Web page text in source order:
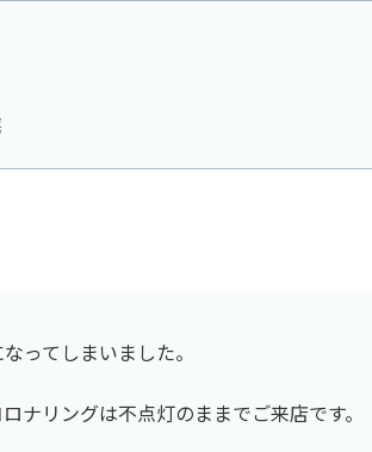
ってしまいました。
ナリングは不点灯のままでご来店です。